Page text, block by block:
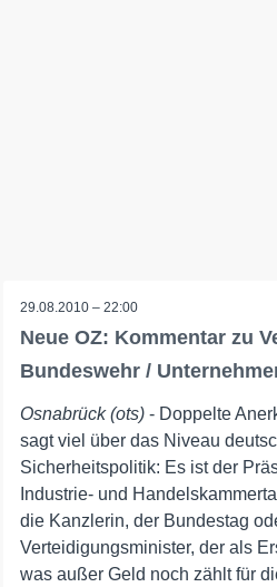
29.08.2010 – 22:00
Neue OZ: Kommentar zu
Bundeswehr /
Osnabrück (ots) - Doppelte
sagt viel über das Niveau
Sicherheitspolitik: Es ist der
Industrie- und
die Kanzlerin, der Bundestag
Verteidigungsminister, der als
was außer Geld noch zählt für